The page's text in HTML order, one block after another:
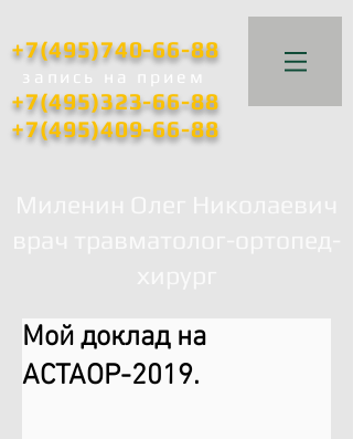
+7(495)740-66-88
запись на прием
+7(495)323-66-88
+7(495)409-66-88
Мой доклад на
АСТАОР-2019.